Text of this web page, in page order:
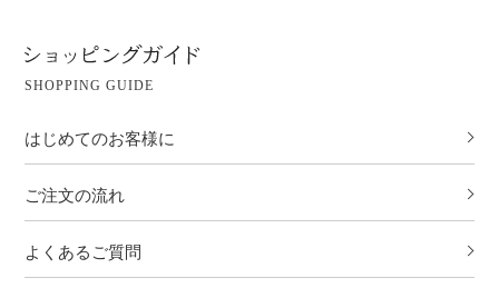
SHOPPING GUIDE
はじめてのお客様に
ご注文の流れ
よくあるご質問